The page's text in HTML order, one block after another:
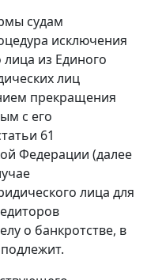
судам
исключения
из Единого
лиц
прекращения
с его
61
Федерации (далее
лица для
о банкротстве, в